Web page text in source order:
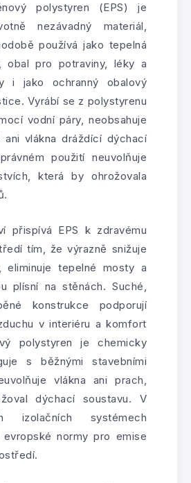
polystyren (EPS) je
nezávadný materiál,
používá jako tepelná
obal pro potraviny, léky a
i jako ochranný obalový
Vyrábí se z polystyrenu
vodní páry, neobsahuje
ani vlákna dráždící dýchací
použití neuvolňuje
která by ohrožovala
přispívá EPS k zdravému
tím, že výrazně snižuje
eliminuje tepelné mosty a
plísní na stěnách. Suché,
konstrukce podporují
v interiéru a komfort
polystyren je chemicky
s běžnými stavebními
vlákna ani prach,
dýchací soustavu. V
izolačních systémech
normy pro emise